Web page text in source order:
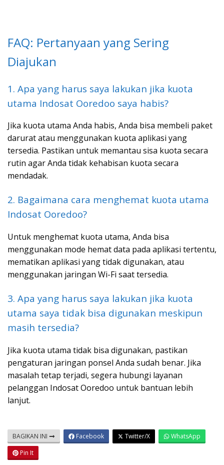
FAQ: Pertanyaan yang Sering
Diajukan
1. Apa yang harus saya lakukan jika kuota
utama Indosat Ooredoo saya habis?
Jika kuota utama Anda habis, Anda bisa membeli paket
darurat atau menggunakan kuota aplikasi yang
tersedia. Pastikan untuk memantau sisa kuota secara
rutin agar Anda tidak kehabisan kuota secara
mendadak.
2. Bagaimana cara menghemat kuota utama
Indosat Ooredoo?
Untuk menghemat kuota utama, Anda bisa
menggunakan mode hemat data pada aplikasi tertentu,
mematikan aplikasi yang tidak digunakan, atau
menggunakan jaringan Wi-Fi saat tersedia.
3. Apa yang harus saya lakukan jika kuota
utama saya tidak bisa digunakan meskipun
masih tersedia?
Jika kuota utama tidak bisa digunakan, pastikan
pengaturan jaringan ponsel Anda sudah benar. Jika
masalah tetap terjadi, segera hubungi layanan
pelanggan Indosat Ooredoo untuk bantuan lebih
lanjut.
BAGIKAN INI Facebook Twitter/X
WhatsApp
Pin It